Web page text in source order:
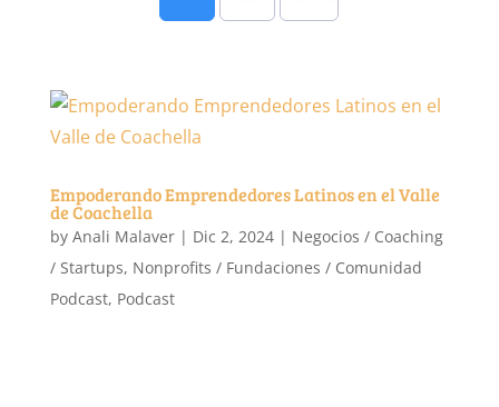
Empoderando Emprendedores Latinos en el Valle
de Coachella
by Anali Malaver| Dic 2, 2024| Negocios / Coaching
/ Startups, Nonprofits / Fundaciones / Comunidad
Podcast, Podcast